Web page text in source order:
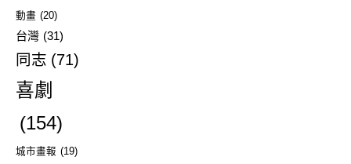
動畫 (20)
台灣 (31)
同志 (71)
喜劇
(154)
城市畫報 (19)